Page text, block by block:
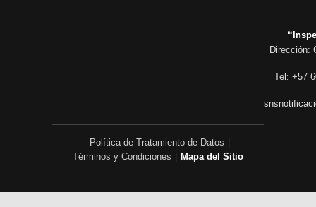
Dirección:
Tel: +57
Política de Tratamiento de Datos
Términos y Condiciones
Mapa del Sitio